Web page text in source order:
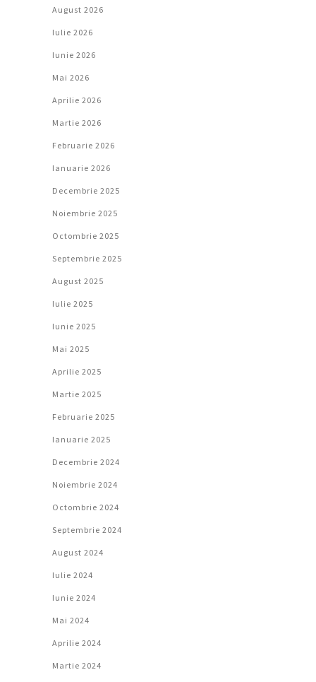
August 2026
Iulie 2026
Iunie 2026
Mai 2026
Aprilie 2026
Martie 2026
Februarie 2026
Ianuarie 2026
Decembrie 2025
Noiembrie 2025
Octombrie 2025
Septembrie 2025
August 2025
Iulie 2025
Iunie 2025
Mai 2025
Aprilie 2025
Martie 2025
Februarie 2025
Ianuarie 2025
Decembrie 2024
Noiembrie 2024
Octombrie 2024
Septembrie 2024
August 2024
Iulie 2024
Iunie 2024
Mai 2024
Aprilie 2024
Martie 2024